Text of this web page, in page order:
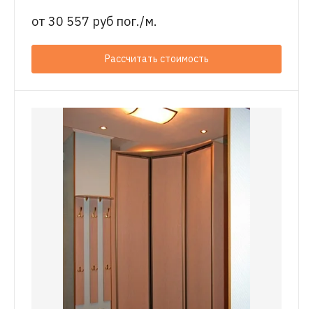
от 30 557 руб пог./м.
Рассчитать стоимость